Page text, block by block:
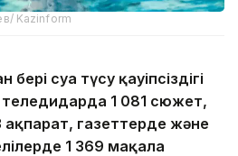
Kazinform
суға түсу қауіпсіздігі
1 081 сюжет,
газеттерде және
1 369 мақала